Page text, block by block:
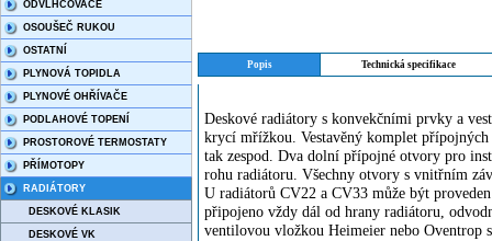
ODVLHČOVAČE
OSOUŠEČ RUKOU
OSTATNÍ
PLYNOVÁ TOPIDLA
PLYNOVÉ OHŘÍVAČE
PODLAHOVÉ TOPENÍ
PROSTOROVÉ TERMOSTATY
PŘÍMOTOPY
RADIÁTORY
DESKOVÉ KLASIK
DESKOVÉ VK
Popis Technická specifikace
Deskové radiátory s konvekčními prvky a
krycí mřížkou. Vestavěný komplet
tak zespod. Dva dolní přípojné otvory pro
rohu radiátoru. Všechny otvory s vnitřním
U radiátorů CV22 a CV33 může být
připojeno vždy dál od hrany radiátoru,
ventilovou vložkou Heimeier nebo Oventrop